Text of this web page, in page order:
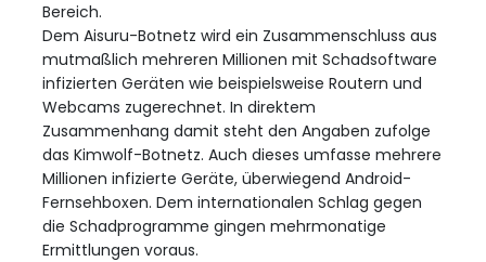
Bereich.
Dem Aisuru-Botnetz wird ein Zusammenschluss aus
mutmaßlich mehreren Millionen mit Schadsoftware
infizierten Geräten wie beispielsweise Routern und
Webcams zugerechnet. In direktem
Zusammenhang damit steht den Angaben zufolge
das Kimwolf-Botnetz. Auch dieses umfasse mehrere
Millionen infizierte Geräte, überwiegend Android-
Fernsehboxen. Dem internationalen Schlag gegen
die Schadprogramme gingen mehrmonatige
Ermittlungen voraus.